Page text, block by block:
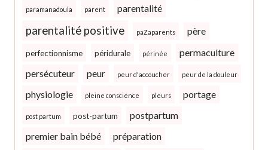
paramanadoula parent parentalité
parentalité positive paZaparents père
perfectionnisme péridurale périnée
permaculture
persécuteur
peur peur d'accoucher peur de la douleur
physiologie pleine conscience pleurs portage
post partum post-partum
postpartum
premier bain bébé
préparation